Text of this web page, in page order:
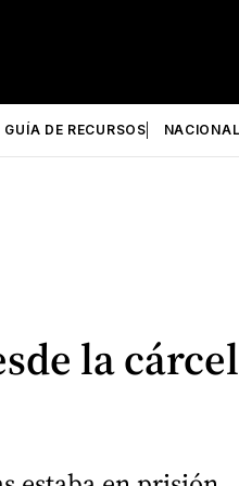
GUÍA DE RECURSOS
la